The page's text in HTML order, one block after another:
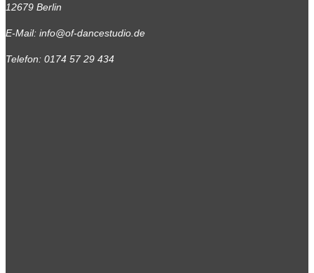
12679 Berlin
E-Mail: info@of-dancestudio.de
Telefon: 0174 57 29 434